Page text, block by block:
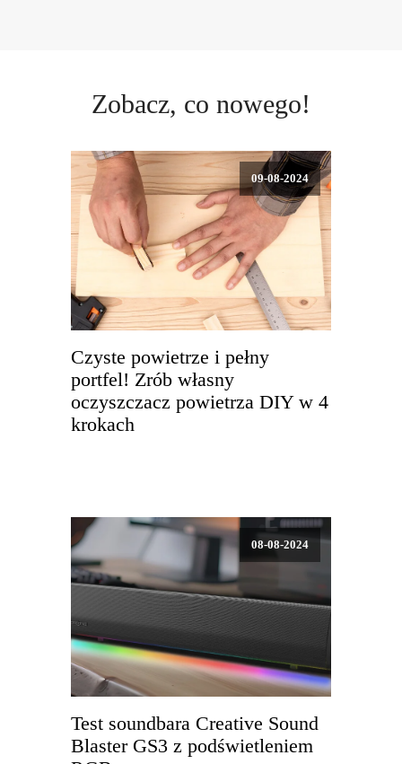
Zobacz, co nowego!
09-08-2024
Czyste powietrze i pełny
portfel! Zrób własny
oczyszczacz powietrza DIY w 4
krokach
08-08-2024
Test soundbara Creative Sound
Blaster GS3 z podświetleniem